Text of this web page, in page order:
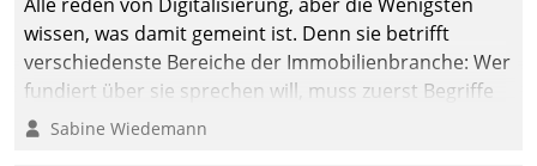
wissen, was damit gemeint ist. Denn sie betrifft
verschiedenste Bereiche der Immobilienbranche: Wer
fundiert über sie sprechen will, muss zuerst Begriffe
klären. Ein Aspekt ist die betriebliche Optimierung:
Sabine Wiedemann